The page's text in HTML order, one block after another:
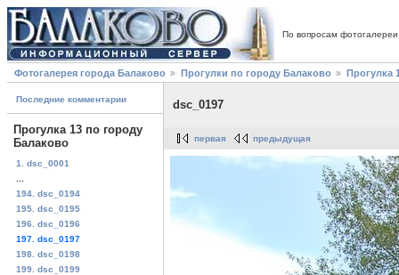
По вопросам
Фотогалерея города Балаково Прогулки по городу Балаково Прогулка
Последние комментарии
Прогулка 13 по городу
Балаково
1. dsc_0001
194. dsc_0194
195. dsc_0195
196. dsc_0196
197. dsc_0197
198. dsc_0198
199. dsc_0199
dsc_0197
первая предыдущая